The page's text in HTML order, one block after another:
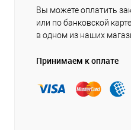
Вы можете оплатить
или по банковской
в одном из наших
Принимаем к оплате